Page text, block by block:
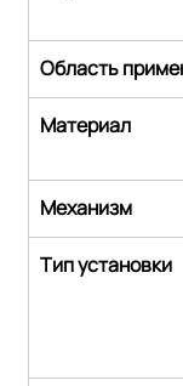
Область
Материал
Механизм
Тип установки